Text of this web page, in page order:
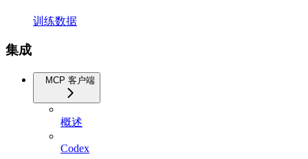
训练数据
集成
MCP 客户端
概述
Codex